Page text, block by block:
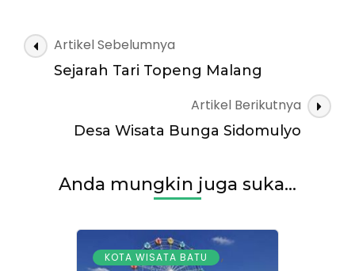
Navigasi
Artikel
Artikel Sebelumnya
Sejarah Tari Topeng Malang
Artikel Berikutnya
Desa Wisata Bunga Sidomulyo
Anda mungkin juga suka...
KOTA WISATA BATU ,